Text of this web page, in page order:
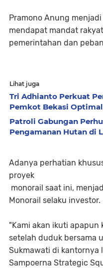
Pramono Anung
mendapat mandat
pemerintahan dan
Lihat juga
Tri Adhianto Perkuat
Pemkot Bekasi
Patroli Gabungan
Pengamanan Hutan di
Adanya perhatian
proyek
monorail saat ini,
Monorail selaku investor.
"Kami akan ikuti apapun
setelah duduk bersama
Sukmawati di kantornya
Sampoerna Strategic